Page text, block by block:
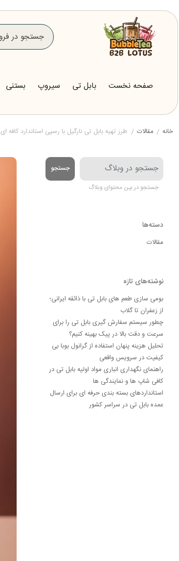
صفحه نخست بابل تی سیروپ بستنی
خانه / مقالات / طرز تهیه بابل تی نارگیل با رسپی استاندارد کافه ای
جستجو
جستجو در بین محتوای وبلاگ
دسته‌ها
مقالات
نوشته‌های تازه
بومی سازی طعم های بابل تی با ذائقه ایرانی؛
از زعفران تا گلاب
چطور سیستم سفارش گیری بابل تی را برای
سرعت و دقت بالا در پیک بهینه کنیم؟
تحلیل هزینه پنهان استفاده از گرانول بوبا بی
کیفیت در سرویس واقعی
راهنمای نگهداری انباری مواد اولیه بابل تی در
کافی شاپ ها و نمایندگی ها
استانداردهای بسته بندی حرفه ای برای ارسال
عمده بابل تی در سراسر کشور